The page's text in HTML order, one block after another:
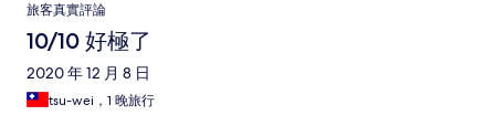
旅客真實評論
10/10 好極了
2020 年 12 月 8 日
tsu-wei，1 晚旅行